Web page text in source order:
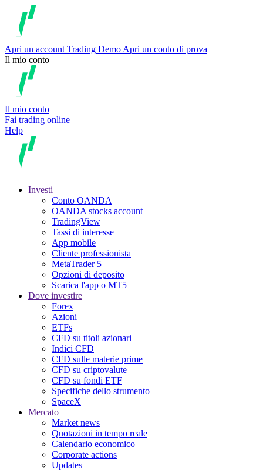
Apri un account Trading Demo Apri un conto di prova
Il mio conto
Il mio conto
Fai trading online
Help
Investi
Conto OANDA
OANDA stocks account
TradingView
Tassi di interesse
App mobile
Cliente professionista
MetaTrader 5
Opzioni di deposito
Scarica l'app o MT5
Dove investire
Forex
Azioni
ETFs
CFD su titoli azionari
Indici CFD
CFD sulle materie prime
CFD su criptovalute
CFD su fondi ETF
Specifiche dello strumento
SpaceX
Mercato
Market news
Quotazioni in tempo reale
Calendario economico
Corporate actions
Updates